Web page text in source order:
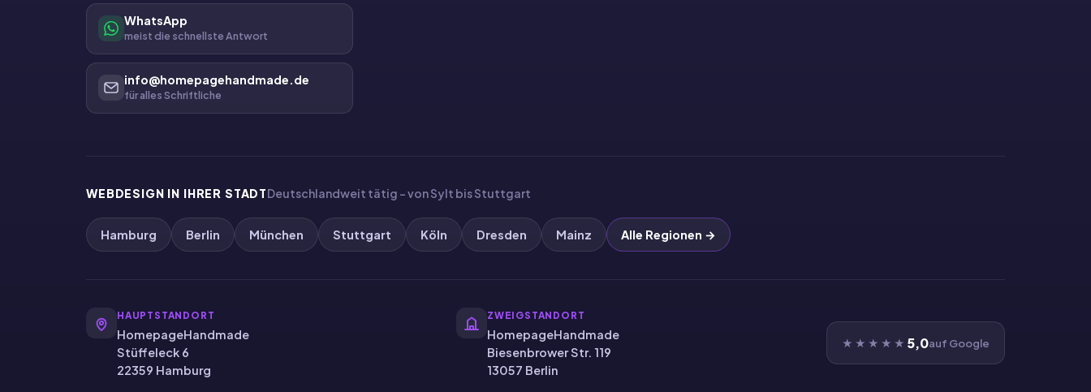
WhatsApp
meist die schnellste Antwort
info@homepagehandmade.de
für alles Schriftliche
WEBDESIGN IN IHRER STADTDeutschlandweit tätig – von Sylt bis Stuttgart
Hamburg Berlin München Stuttgart Köln Dresden Mainz Alle Regionen →
HAUPTSTANDORT
HomepageHandmade
Stüffeleck 6
22359 Hamburg
ZWEIGSTANDORT
HomepageHandmade
Biesenbrower Str. 119
13057 Berlin
★★★★★ 5,0auf Google